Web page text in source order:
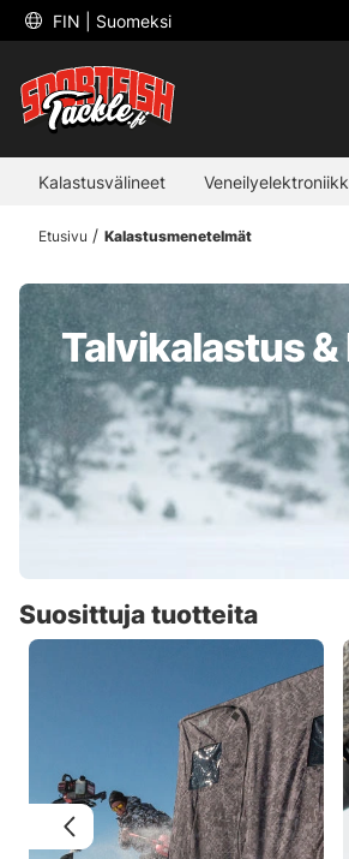
FIN | Suomeksi
Kalastusvälineet
Etusivu Kalastusmenetelmät
Talvikalastus
Suosittuja tuotteita